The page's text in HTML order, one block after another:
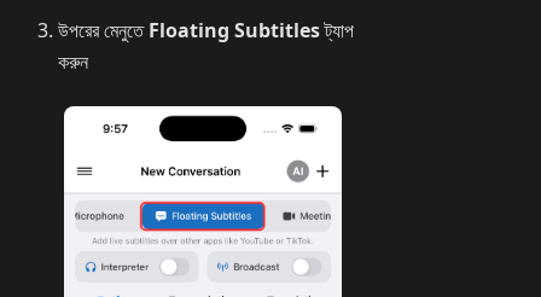
উপরের মেনুতেFloating Subtitlesট্যাপ
করুন